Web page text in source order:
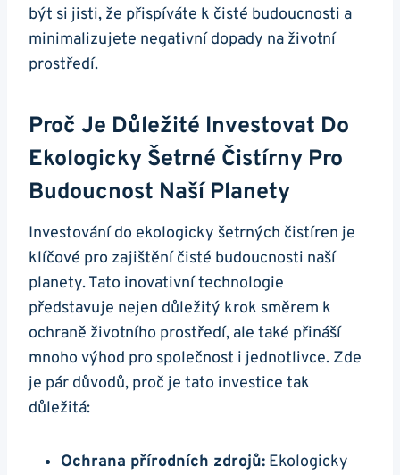
být si jisti, že přispíváte k čisté budoucnosti a
minimalizujete negativní dopady na životní
prostředí.
Proč Je Důležité Investovat Do
Ekologicky Šetrné Čistírny Pro
Budoucnost Naší Planety
Investování do ekologicky šetrných čistíren je
klíčové pro zajištění čisté budoucnosti naší
planety. Tato inovativní technologie
představuje nejen důležitý krok směrem k
ochraně životního prostředí, ale také přináší
mnoho výhod pro společnost i jednotlivce. Zde
je pár důvodů, proč je tato investice tak
důležitá:
Ochrana přírodních zdrojů: Ekologicky